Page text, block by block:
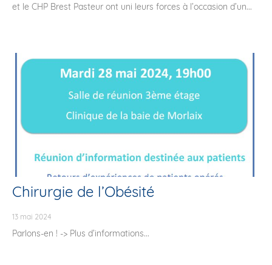
et le CHP Brest Pasteur ont uni leurs forces à l’occasion d’un...
Chirurgie de l’Obésité
13 mai 2024
Parlons-en ! -> Plus d’informations...